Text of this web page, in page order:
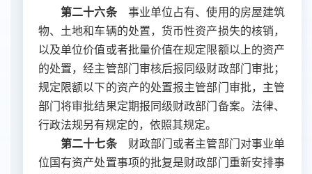
第二十六条事业单位占有、使用的房屋建筑
物、土地和车辆的处置，货币性资产损失的核销，
以及单位价值或者批量价值在规定限额以上的资产
的处置，经主管部门审核后报同级财政部门审批；
规定限额以下的资产的处置报主管部门审批，主管
部门将审批结果定期报同级财政部门备案。法律、
行政法规另有规定的，依照其规定。
第二十七条财政部门或者主管部门对事业单
位国有资产处置事项的批复是财政部门重新安排事